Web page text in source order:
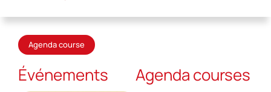
Agenda course
Événements Agenda courses